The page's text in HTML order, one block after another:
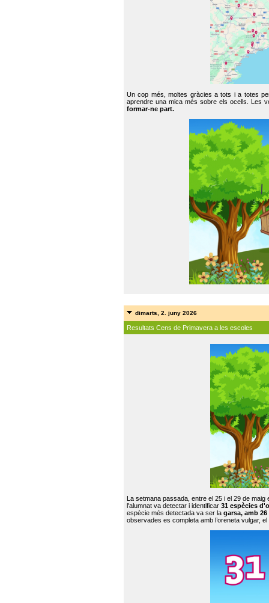
Un cop més, moltes gràcies a tots i a totes
aprendre una mica més sobre els ocells. Les
formar-ne part.
dimarts, 2. juny 2026
Resultats Cens de Primavera a les escoles
La setmana passada, entre el 25 i el 29 de
l'alumnat va detectar i identificar 31 espècies
espècie més detectada va ser la garsa, amb
observades es completa amb l’oreneta vulgar,